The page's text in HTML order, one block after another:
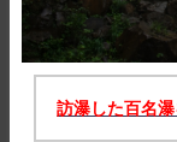
訪瀑した百名